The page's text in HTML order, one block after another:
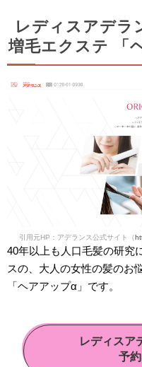
レディスアデラ
増毛エクステ 「
引用元HP：アデランス公式サイト（
40年以上も人口毛髪の研究
スの、大人の女性の髪のお
「ヘアアップα」です。
レディスア
予